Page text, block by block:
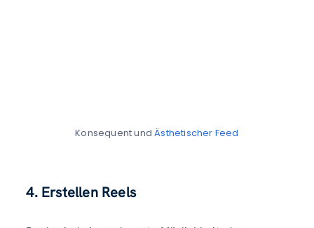
Konsequent undÄsthetischer Feed
4. Erstellen Reels